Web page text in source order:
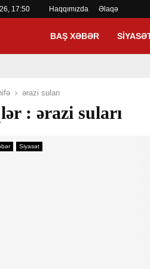
17:50 Haqqımızda Əlaqə
BAŞ XƏBƏR
ərazi suları
: ərazi suları
Siyasət